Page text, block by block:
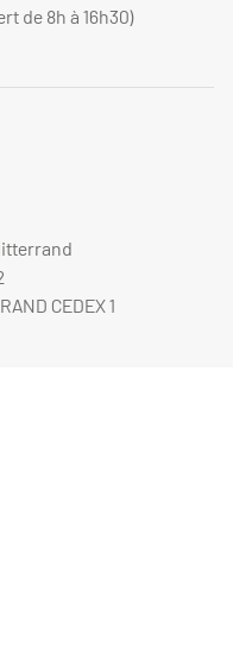
de 8h à 16h30)
CEDEX 1